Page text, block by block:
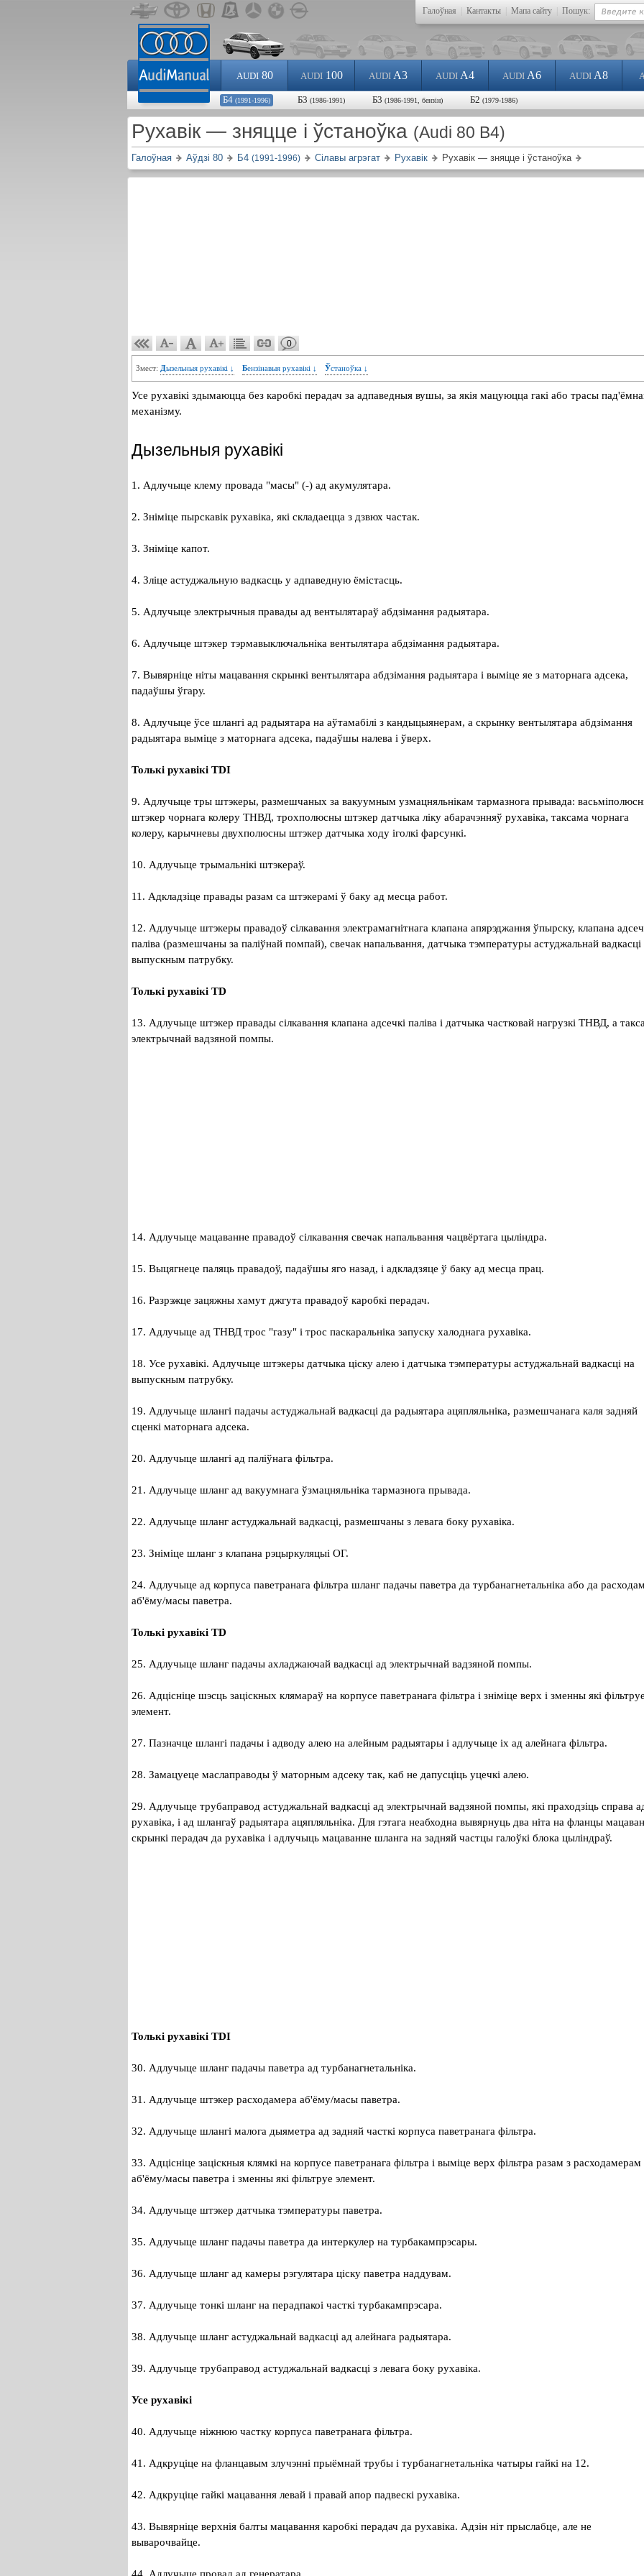
Галоўная Кантакты Мапа сайту Пошук:
AUDI80 AUDI100 AUDI A3 AUDI A4 AUDI A6 AUDI A8
Б4 (1991-1996) Б3 (1986-1991) Б3 (1986-1991, бензін) Б2 (1979-1986)
Рухавік — зняцце і ўстаноўка (Audi 80 B4)
Галоўная Аўдзі 80 Б4 (1991-1996) Сілавы агрэгат Рухавік Рухавік — зняцце і ўстаноўка
0
Змест: Дызельныя рухавікі ↓ Бензінавыя рухавікі ↓ Ўстаноўка ↓
Усе рухавікі здымаюцца без каробкі перадач за адпаведныя вушы, за якія мацуюцца гакі або трасы
механізму.
Дызельныя рухавікі
1. Адлучыце клему провада "масы" (-) ад акумулятара.
2. Зніміце пырскавік рухавіка, які складаецца з дзвюх частак.
3. Зніміце капот.
4. Зліце астуджальную вадкасць у адпаведную ёмістасць.
5. Адлучыце электрычныя правады ад вентылятараў абдзімання радыятара.
6. Адлучыце штэкер тэрмавыключальніка вентылятара абдзімання радыятара.
7. Вывярніце ніты мацавання скрынкі вентылятара абдзімання радыятара і выміце яе з маторнага адсека,
падаўшы ўгару.
8. Адлучыце ўсе шлангі ад радыятара на аўтамабілі з кандыцыянерам, а скрынку вентылятара абдзімання
радыятара выміце з маторнага адсека, падаўшы налева і ўверх.
Толькі рухавікі TDI
9. Адлучыце тры штэкеры, размешчаных за вакуумным узмацняльнікам тармазнога прывада:
штэкер чорнага колеру ТНВД, трохполюсны штэкер датчыка ліку абарачэнняў рухавіка, таксама чорнага
колеру, карычневы двухполюсны штэкер датчыка ходу іголкі фарсункі.
10. Адлучыце трымальнікі штэкераў.
11. Адкладзіце правады разам са штэкерамі ў баку ад месца работ.
12. Адлучыце штэкеры правадоў сілкавання электрамагнітнага клапана апярэджання ўпырску, клапана
паліва (размешчаны за паліўнай помпай), свечак напальвання, датчыка тэмпературы астуджальнай вадкасці
выпускным патрубку.
Толькі рухавікі TD
13. Адлучыце штэкер правады сілкавання клапана адсечкі паліва і датчыка частковай нагрузкі ТНВД, а
электрычнай вадзяной помпы.
14. Адлучыце мацаванне правадоў сілкавання свечак напальвання чацвёртага цыліндра.
15. Выцягнеце паляць правадоў, падаўшы яго назад, і адкладзяце ў баку ад месца прац.
16. Разрэжце зацяжны хамут джгута правадоў каробкі перадач.
17. Адлучыце ад ТНВД трос "газу" і трос паскаральніка запуску халоднага рухавіка.
18. Усе рухавікі. Адлучыце штэкеры датчыка ціску алею і датчыка тэмпературы астуджальнай вадкасці на
выпускным патрубку.
19. Адлучыце шлангі падачы астуджальнай вадкасці да радыятара ацяпляльніка, размешчанага каля задняй
сценкі маторнага адсека.
20. Адлучыце шлангі ад паліўнага фільтра.
21. Адлучыце шланг ад вакуумнага ўзмацняльніка тармазнога прывада.
22. Адлучыце шланг астуджальнай вадкасці, размешчаны з левага боку рухавіка.
23. Зніміце шланг з клапана рэцыркуляцыі ОГ.
24. Адлучыце ад корпуса паветранага фільтра шланг падачы паветра да турбанагнетальніка або да
аб'ёму/масы паветра.
Толькі рухавікі TD
25. Адлучыце шланг падачы ахладжаючай вадкасці ад электрычнай вадзяной помпы.
26. Адцісніце шэсць заціскных клямараў на корпусе паветранага фільтра і зніміце верх і зменны які
элемент.
27. Пазначце шлангі падачы і адводу алею на алейным радыятары і адлучыце іх ад алейнага фільтра.
28. Замацуеце маслаправоды ў маторным адсеку так, каб не дапусціць уцечкі алею.
29. Адлучыце трубаправод астуджальнай вадкасці ад электрычнай вадзяной помпы, які праходзіць справа
рухавіка, і ад шлангаў радыятара ацяпляльніка. Для гэтага неабходна вывярнуць два ніта на фланцы
скрынкі перадач да рухавіка і адлучыць мацаванне шланга на задняй частцы галоўкі блока цыліндраў.
Толькі рухавікі TDI
30. Адлучыце шланг падачы паветра ад турбанагнетальніка.
31. Адлучыце штэкер расходамера аб'ёму/масы паветра.
32. Адлучыце шлангі малога дыяметра ад задняй часткі корпуса паветранага фільтра.
33. Адцісніце заціскныя клямкі на корпусе паветранага фільтра і выміце верх фільтра разам з расходамерам
аб'ёму/масы паветра і зменны які фільтруе элемент.
34. Адлучыце штэкер датчыка тэмпературы паветра.
35. Адлучыце шланг падачы паветра да интеркулер на турбакампрэсары.
36. Адлучыце шланг ад камеры рэгулятара ціску паветра наддувам.
37. Адлучыце тонкі шланг на перадпакоі часткі турбакампрэсара.
38. Адлучыце шланг астуджальнай вадкасці ад алейнага радыятара.
39. Адлучыце трубаправод астуджальнай вадкасці з левага боку рухавіка.
Усе рухавікі
40. Адлучыце ніжнюю частку корпуса паветранага фільтра.
41. Адкруціце на фланцавым злучэнні прыёмнай трубы і турбанагнетальніка чатыры гайкі на 12.
42. Адкруціце гайкі мацавання левай і правай апор падвескі рухавіка.
43. Вывярніце верхнія балты мацавання каробкі перадач да рухавіка. Адзін ніт прыслабце, але не
выварочвайце.